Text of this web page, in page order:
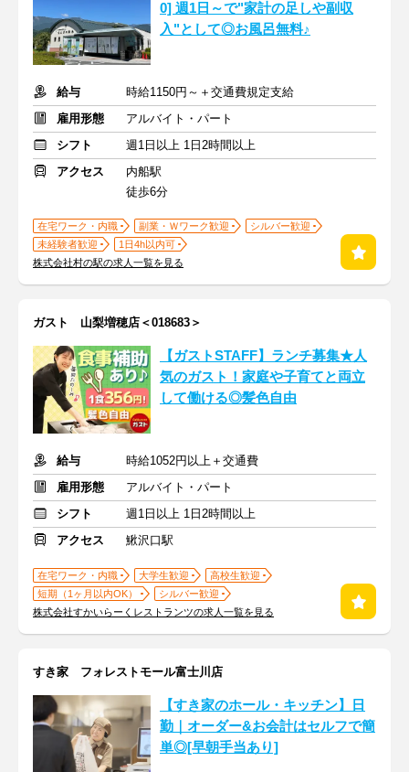
0] 週1日～で"家計の足しや副収
入"として◎お風呂無料♪
給与
時給1150円～＋交通費規定支給
雇用形態
アルバイト・パート
シフト
週1日以上 1日2時間以上
アクセス
内船駅
徒歩6分
在宅ワーク・内職 副業・Ｗワーク歓迎
シルバー歓迎
未経験者歓迎
1日4h以内可
株式会社村の駅の求人一覧を見る
ガスト 山梨増穂店＜018683＞
【ガストSTAFF】ランチ募集★人
気のガスト！家庭や子育てと両立
して働ける◎髪色自由
給与
時給1052円以上＋交通費
雇用形態
アルバイト・パート
シフト
週1日以上 1日2時間以上
アクセス
鰍沢口駅
在宅ワーク・内職 大学生歓迎
高校生歓迎
短期（1ヶ月以内OK）
シルバー歓迎
株式会社すかいらーくレストランツの求人一覧を見る
すき家 フォレストモール富士川店
【すき家のホール・キッチン】日
勤｜オーダー&お会計はセルフで簡
単◎[早朝手当あり]